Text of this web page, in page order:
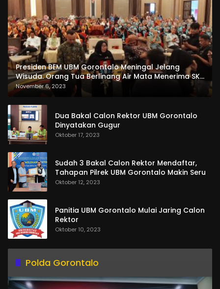
Presiden BEM UBM Gorontalo Meningal Jelang
Wisuda. Orang Tua Berlinang Air Mata Menerima SKL
dan Pemasangan Salempang
November 6, 2023
Dua Bakal Calon Rektor UBM Gorontalo
Dinyatakan Gugur
Oktober 17, 2023
Sudah 3 Bakal Calon Rektor Mendaftar,
Tahapan Pilrek UBM Gorontalo Makin Seru
Oktober 12, 2023
Panitia UBM Gorontalo Mulai Jaring Calon
Rektor
Oktober 10, 2023
Polda Gorontalo